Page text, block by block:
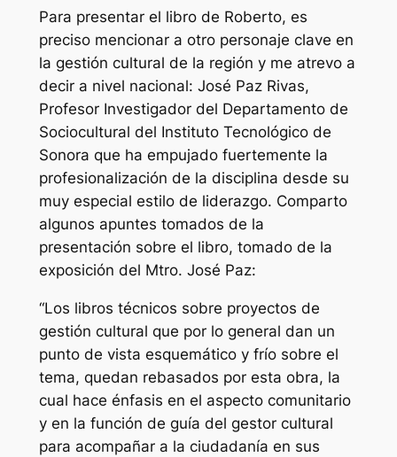
Para presentar el libro de Roberto, es
preciso mencionar a otro personaje clave en
la gestión cultural de la región y me atrevo a
decir a nivel nacional: José Paz Rivas,
Profesor Investigador del Departamento de
Sociocultural del Instituto Tecnológico de
Sonora que ha empujado fuertemente la
profesionalización de la disciplina desde su
muy especial estilo de liderazgo. Comparto
algunos apuntes tomados de la
presentación sobre el libro, tomado de la
exposición del Mtro. José Paz:
“Los libros técnicos sobre proyectos de
gestión cultural que por lo general dan un
punto de vista esquemático y frío sobre el
tema, quedan rebasados por esta obra, la
cual hace énfasis en el aspecto comunitario
y en la función de guía del gestor cultural
para acompañar a la ciudadanía en sus